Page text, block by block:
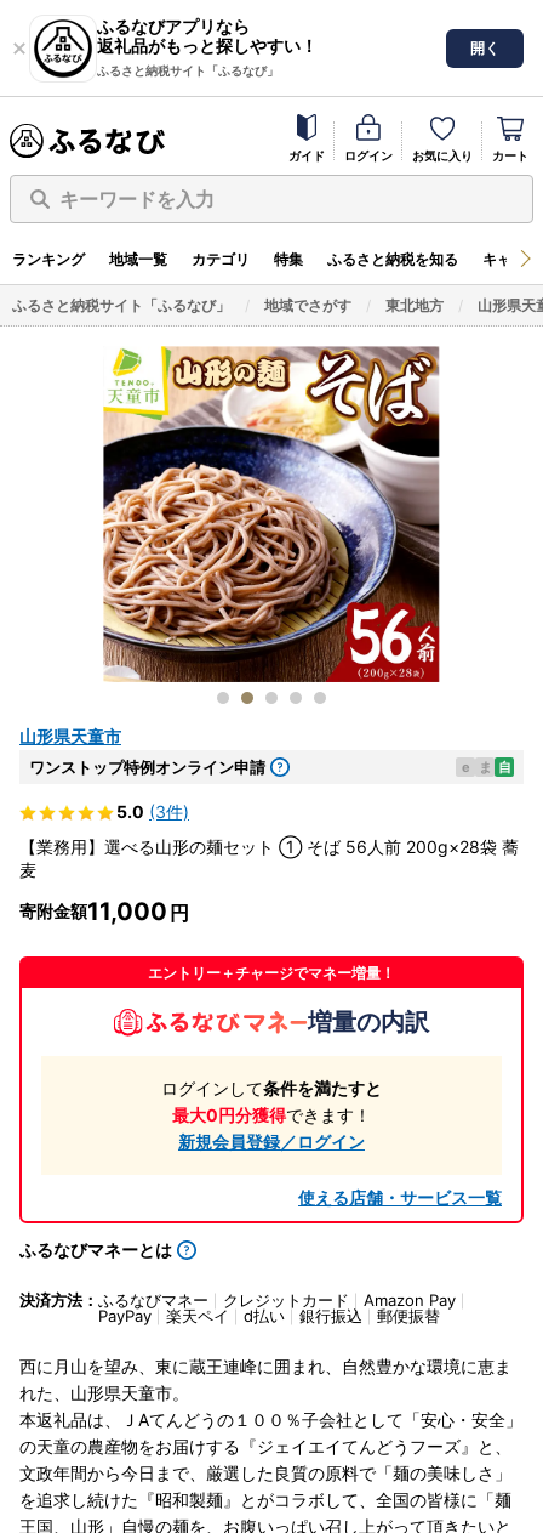
ふるなびアプリなら
返礼品がもっと探しやすい！
ふるさと納税サイト「ふるなび」
開く
ガイド ログイン お気に入り カート
キーワードを入力
ランキング 地域一覧 カテゴリ 特集 ふるさと納税を知る キャン
ふるさと納税サイト「ふるなび」 地域でさがす 東北地方 山形県天
山形県天童市
ワンストップ特例オンライン申請 e ま 自
5.0 (3件)
【業務用】選べる山形の麺セット ① そば 56人前 200g×28袋 蕎
麦
寄附金額11,000
エントリー＋チャージでマネー増量！
増量の内訳
ログインして条件を満たすと
最大0円分獲得できます！
新規会員登録／ログイン
使える店舗・サービス一覧
ふるなびマネーとは
決済方法： ふるなびマネー クレジットカード
Amazon Pay
PayPay
楽天ペイ d払い 銀行振込 郵便振替
西に月山を望み、東に蔵王連峰に囲まれ、自然豊かな環境に恵ま
れた、山形県天童市。
本返礼品は、ＪAてんどうの１００％子会社として「安心・安全」
の天童の農産物をお届けする『ジェイエイてんどうフーズ』と、
文政年間から今日まで、厳選した良質の原料で「麺の美味しさ」
を追求し続けた『昭和製麺』とがコラボして、全国の皆様に「麺
王国、山形」自慢の麺を、お腹いっぱい召し上がって頂きたいと